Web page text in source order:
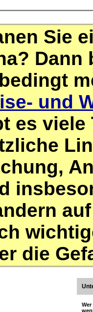
Sie
Dann
und
es viele
die